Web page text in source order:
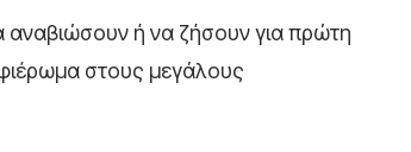
αναβιώσουν ή να ζήσουν για πρώτη
στους μεγάλους